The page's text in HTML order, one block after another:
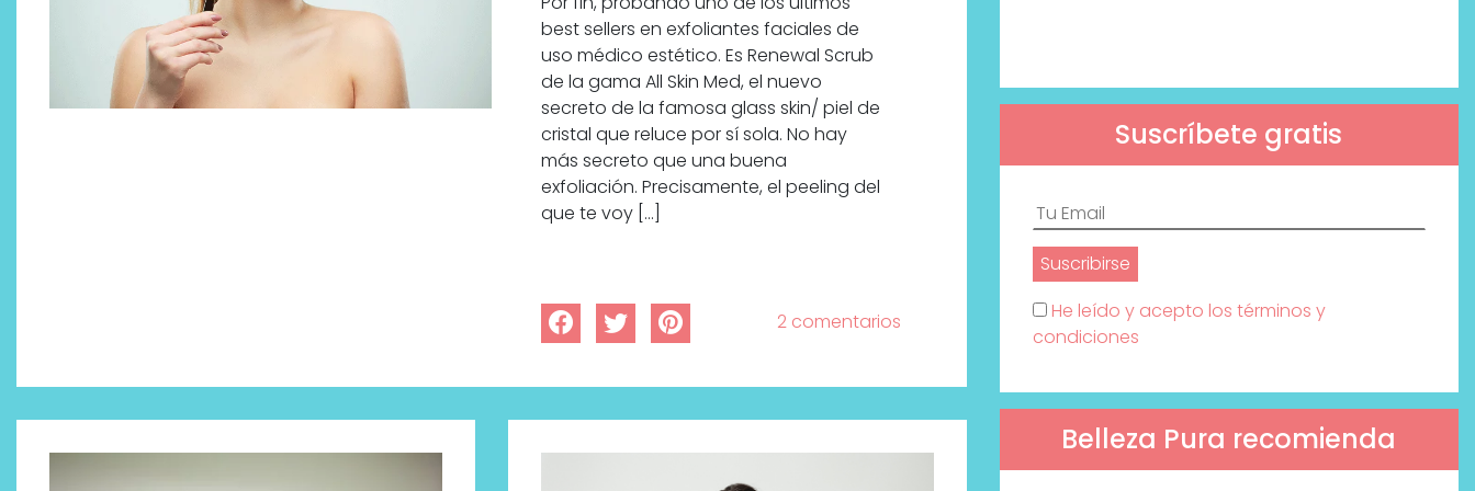
best sellers en exfoliantes faciales de
uso médico estético. Es Renewal Scrub
de la gama All Skin Med, el nuevo
secreto de la famosa glass skin/ piel de
cristal que reluce por sí sola. No hay
más secreto que una buena
exfoliación. Precisamente, el peeling del
que te voy […]
2 comentarios
Suscríbete gratis
He leído y acepto los términos y
condiciones
Belleza Pura recomienda